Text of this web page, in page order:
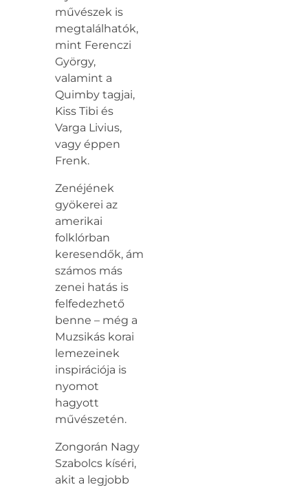
művészek is
megtalálhatók,
mint Ferenczi
György,
valamint a
Quimby tagjai,
Kiss Tibi és
Varga Livius,
vagy éppen
Frenk.
Zenéjének
gyökerei az
amerikai
folklórban
keresendők, ám
számos más
zenei hatás is
felfedezhető
benne – még a
Muzsikás korai
lemezeinek
inspirációja is
nyomot
hagyott
művészetén.
Zongorán Nagy
Szabolcs kíséri,
akit a legjobb